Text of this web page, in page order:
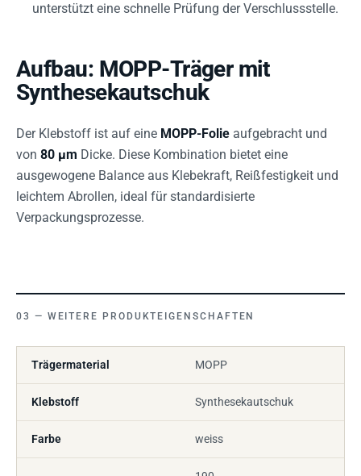
unterstützt eine schnelle Prüfung der Verschlussstelle.
Aufbau: MOPP-Träger mit
Synthesekautschuk
Der Klebstoff ist auf eine MOPP-Folie aufgebracht und
von 80 µm Dicke. Diese Kombination bietet eine
ausgewogene Balance aus Klebekraft, Reißfestigkeit und
leichtem Abrollen, ideal für standardisierte
Verpackungsprozesse.
WEITERE PRODUKTEIGENSCHAFTEN
Trägermaterial MOPP
Klebstoff Synthesekautschuk
Farbe weiss